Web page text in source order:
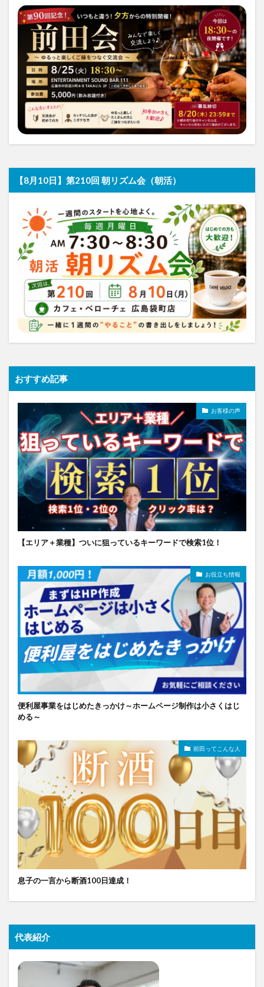
【8月10日】第210回 朝リズム会（朝活）
おすすめ記事
お客様の声
【エリア＋業種】ついに狙っているキーワードで検索1位！
お役立ち情報
便利屋事業をはじめたきっかけ～ホームページ制作は小さくはじ
める～
前田ってこんな人
息子の一言から断酒100日達成！
代表紹介